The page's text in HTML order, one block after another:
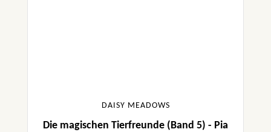
DAISY MEADOWS
Die magischen Tierfreunde (Band 5) - Pia